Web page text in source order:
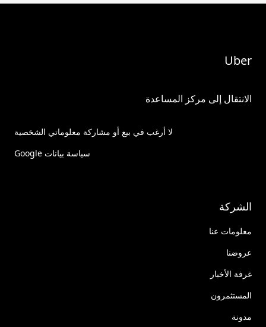
Uber
الانتقال إلى مركز المساعدة
لا أرغب في بيع أو مشاركة معلوماتي الشخصية
سياسة بيانات Google
الشركة
معلومات عنا
عروضنا
غرفة الأخبار
المستثمرون
مدونة